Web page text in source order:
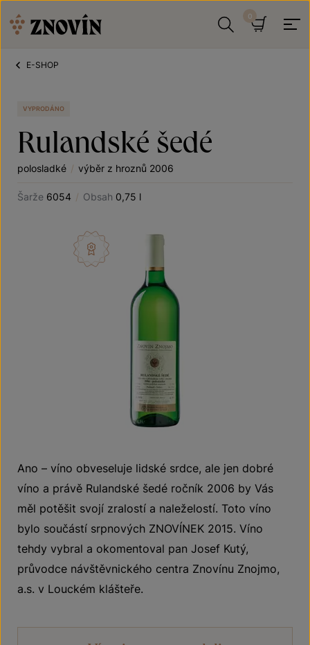
E-SHOP
VYPRODÁNO
Rulandské šedé
polosladké / výběr z hroznů 2006
Šarže 6054 / Obsah 0,75 l
Ano – víno obveseluje lidské srdce, ale jen dobré
víno a právě Rulandské šedé ročník 2006 by Vás
měl potěšit svojí zralostí a naleželostí. Toto víno
bylo součástí srpnových ZNOVÍNEK 2015. Víno
tehdy vybral a okomentoval pan Josef Kutý,
průvodce návštěvnického centra Znovínu Znojmo,
a.s. v Louckém klášteře.